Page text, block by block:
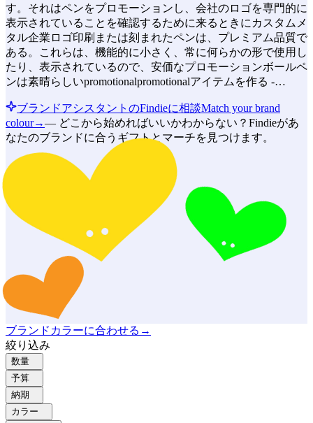
す。それはペンをプロモーションし、会社のロゴを専門的に
表示されていることを確認するために来るときにカスタムメ
タル企業ロゴ印刷または刻まれたペンは、プレミアム品質で
ある。これらは、機能的に小さく、常に何らかの形で使用し
たり、表示されているので、安価なプロモーションボールペ
ンは素晴らしいpromotionalpromotionalアイテムを作る -…
ブランドアシスタントのFindieに相談Match your brand
colour→— どこから始めればいいかわからない？Findieがあ
なたのブランドに合うギフトとマーチを見つけます。
ブランドカラーに合わせる →
絞り込み
数量
予算
納期
カラー